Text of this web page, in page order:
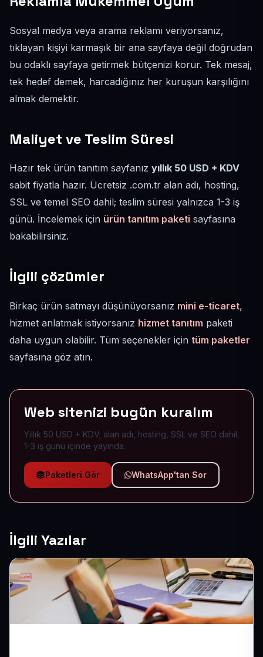
Sosyal medya veya arama reklamı veriyorsanız,
tıklayan kişiyi karmaşık bir ana sayfaya değil doğrudan
bu odaklı sayfaya getirmek bütçenizi korur. Tek mesaj,
tek hedef demek, harcadığınız her kuruşun karşılığını
almak demektir.
Maliyet ve Teslim Süresi
Hazır tek ürün tanıtım sayfanız yıllık 50 USD + KDV
sabit fiyatla hazır. Ücretsiz .com.tr alan adı, hosting,
SSL ve temel SEO dahil; teslim süresi yalnızca 1-3 iş
günü. İncelemek için ürün tanıtım paketi sayfasına
bakabilirsiniz.
İlgili çözümler
Birkaç ürün satmayı düşünüyorsanız mini e-ticaret,
hizmet anlatmak istiyorsanız hizmet tanıtım paketi
daha uygun olabilir. Tüm seçenekler için tüm paketler
sayfasına göz atın.
Web sitenizi bugün kuralım
Yıllık 50 USD + KDV; alan adı, hosting, SSL ve SEO dahil.
1-3 iş günü içinde yayında.
Paketleri Gör WhatsApp'tan Sor
İlgili Yazılar